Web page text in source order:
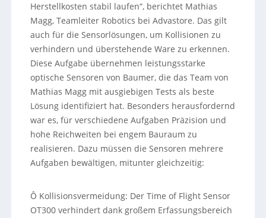
Herstellkosten stabil laufen“, berichtet Mathias
Magg, Teamleiter Robotics bei Advastore. Das gilt
auch für die Sensorlösungen, um Kollisionen zu
verhindern und überstehende Ware zu erkennen.
Diese Aufgabe übernehmen leistungsstarke
optische Sensoren von Baumer, die das Team von
Mathias Magg mit ausgiebigen Tests als beste
Lösung identifiziert hat. Besonders herausfordernd
war es, für verschiedene Aufgaben Präzision und
hohe Reichweiten bei engem Bauraum zu
realisieren. Dazu müssen die Sensoren mehrere
Aufgaben bewältigen, mitunter gleichzeitig:
Ô Kollisionsvermeidung: Der Time of Flight Sensor
OT300 verhindert dank großem Erfassungsbereich